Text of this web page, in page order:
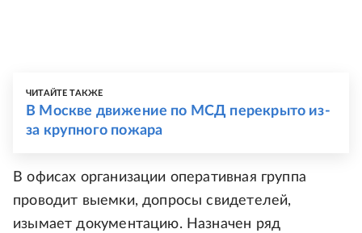
ЧИТАЙТЕ ТАКЖЕ
В Москве движение по МСД перекрыто из-
за крупного пожара
В офисах организации оперативная группа
проводит выемки, допросы свидетелей,
изымает документацию. Назначен ряд